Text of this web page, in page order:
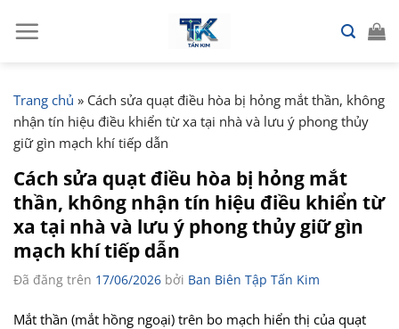
đến
Trang chủ » Cách sửa quạt điều hòa bị hỏng mắt thần, không
nhận tín hiệu điều khiển từ xa tại nhà và lưu ý phong thủy
giữ gìn mạch khí tiếp dẫn
Cách sửa quạt điều hòa bị hỏng mắt
thần, không nhận tín hiệu điều khiển từ
xa tại nhà và lưu ý phong thủy giữ gìn
mạch khí tiếp dẫn
Đã đăng trên 17/06/2026 bởi Ban Biên Tập Tấn Kim
Mắt thần (mắt hồng ngoại) trên bo mạch hiển thị của quạt